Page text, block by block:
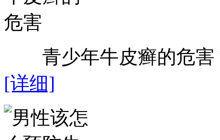
青少年牛皮癣的危害
[详细]